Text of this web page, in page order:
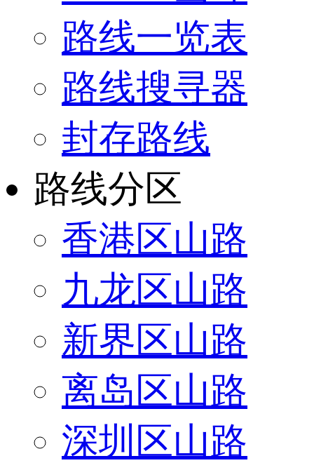
路线一览表
路线搜寻器
封存路线
路线分区
香港区山路
九龙区山路
新界区山路
离岛区山路
深圳区山路